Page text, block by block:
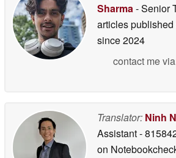
Sharma- Senior
articles
since 2024
contact me
Translator: Ninh
Assistant-
on